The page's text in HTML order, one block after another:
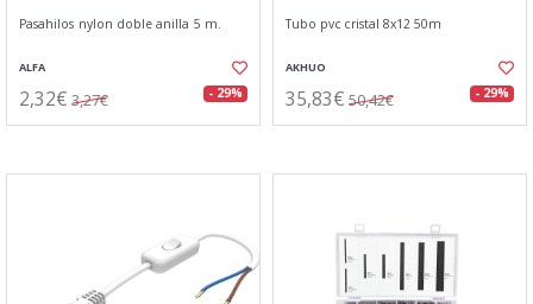
Pasahilos nylon doble anilla 5 m.
ALFA
2,32€ 3,27€ - 29%
Tubo pvc cristal 8x12 50m
AKHUO
35,83€ 50,42€ - 29%